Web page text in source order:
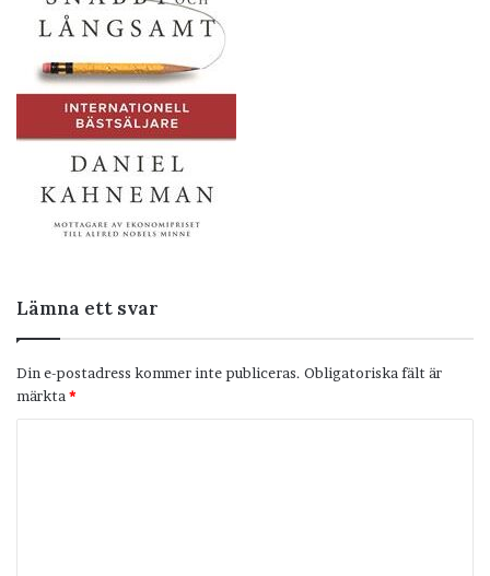
Lämna ett svar
Din e-postadress kommer inte publiceras. Obligatoriska fält är
märkta *